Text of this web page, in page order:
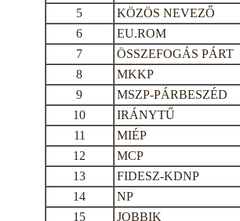
5
KÖZÖS NEVEZŐ
6
EU.ROM
7
ÖSSZEFOGÁS PÁRT
8
MKKP
9
MSZP-PÁRBESZÉD
10
IRÁNYTŰ
11
MIÉP
12
MCP
13
FIDESZ-KDNP
14
NP
15
JOBBIK